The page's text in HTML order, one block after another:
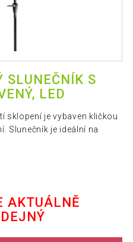
SLUNEČNÍK S
LED
sklopení je vybaven kličkou
Slunečník je ideální na
AKTUÁLNĚ